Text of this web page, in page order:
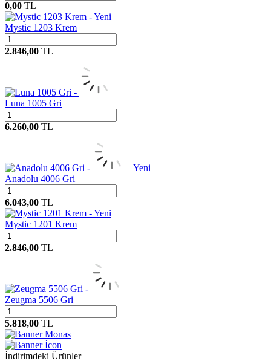
0,00 TL
Yeni
Mystic 1203 Krem
2.846,00 TL
Luna 1005 Gri
6.260,00 TL
Yeni
Anadolu 4006 Gri
6.043,00 TL
Yeni
Mystic 1201 Krem
2.846,00 TL
Zeugma 5506 Gri
5.818,00 TL
Monas
İcon
İndirimdeki Ürünler